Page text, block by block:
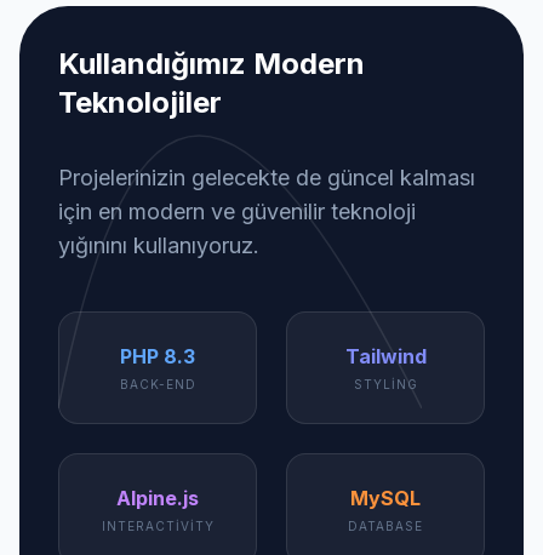
Kullandığımız Modern
Teknolojiler
Projelerinizin gelecekte de güncel kalması
için en modern ve güvenilir teknoloji
yığınını kullanıyoruz.
PHP 8.3
BACK-END
Tailwind
STYLING
Alpine.js
INTERACTIVITY
MySQL
DATABASE